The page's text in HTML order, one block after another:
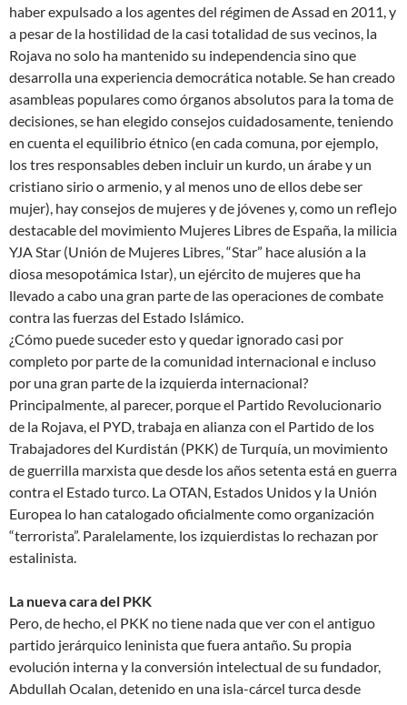
haber expulsado a los agentes del régimen de Assad en 2011, y
a pesar de la hostilidad de la casi totalidad de sus vecinos, la
Rojava no solo ha mantenido su independencia sino que
desarrolla una experiencia democrática notable. Se han creado
asambleas populares como órganos absolutos para la toma de
decisiones, se han elegido consejos cuidadosamente, teniendo
en cuenta el equilibrio étnico (en cada comuna, por ejemplo,
los tres responsables deben incluir un kurdo, un árabe y un
cristiano sirio o armenio, y al menos uno de ellos debe ser
mujer), hay consejos de mujeres y de jóvenes y, como un reflejo
destacable del movimiento Mujeres Libres de España, la milicia
YJA Star (Unión de Mujeres Libres, “Star” hace alusión a la
diosa mesopotámica Istar), un ejército de mujeres que ha
llevado a cabo una gran parte de las operaciones de combate
contra las fuerzas del Estado Islámico.
¿Cómo puede suceder esto y quedar ignorado casi por
completo por parte de la comunidad internacional e incluso
por una gran parte de la izquierda internacional?
Principalmente, al parecer, porque el Partido Revolucionario
de la Rojava, el PYD, trabaja en alianza con el Partido de los
Trabajadores del Kurdistán (PKK) de Turquía, un movimiento
de guerrilla marxista que desde los años setenta está en guerra
contra el Estado turco. La OTAN, Estados Unidos y la Unión
Europea lo han catalogado oficialmente como organización
“terrorista”. Paralelamente, los izquierdistas lo rechazan por
estalinista.
La nueva cara del PKK
Pero, de hecho, el PKK no tiene nada que ver con el antiguo
partido jerárquico leninista que fuera antaño. Su propia
evolución interna y la conversión intelectual de su fundador,
Abdullah Ocalan, detenido en una isla-cárcel turca desde